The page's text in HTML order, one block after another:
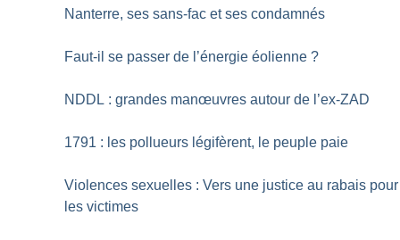
Nanterre, ses sans-fac et ses condamnés
Faut-il se passer de l’énergie éolienne ?
NDDL : grandes manœuvres autour de l’ex-ZAD
1791 : les pollueurs légifèrent, le peuple paie
Violences sexuelles : Vers une justice au rabais pour
les victimes